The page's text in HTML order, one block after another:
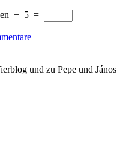
− 5 =
und zu Pepe und János